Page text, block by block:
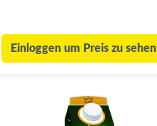
Einloggen um Preis zu sehen